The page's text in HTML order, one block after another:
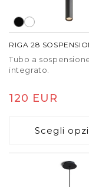
RIGA 28
Tubo a
integrato.
Prezzo
di
listino
120 EUR
Scegli